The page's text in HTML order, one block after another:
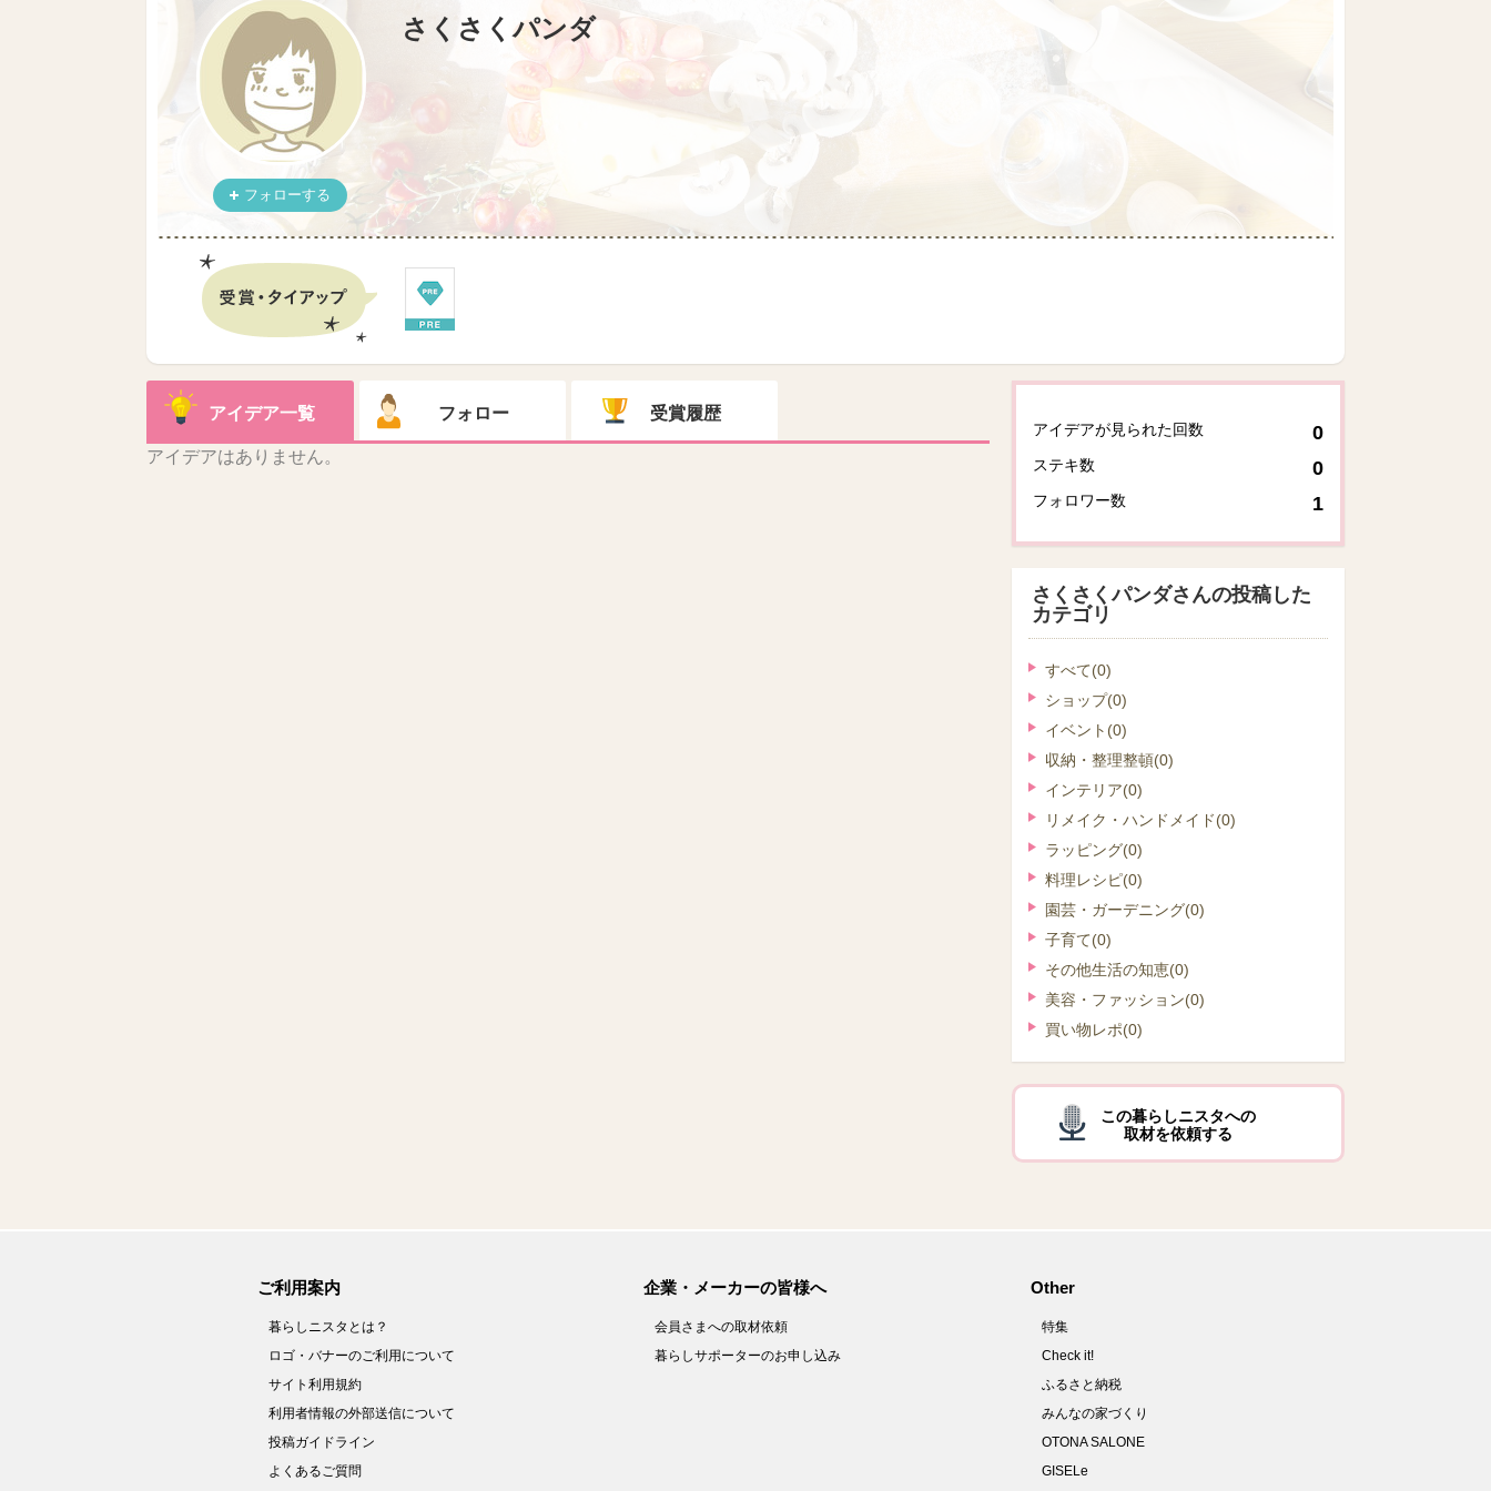
さくさくパンダ
フォローする
アイデア一覧 フォロー 受賞履歴
アイデアはありません。
アイデアが見られた回数 0
ステキ数 0
フォロワー数 1
さくさくパンダさんの投稿した
カテゴリ
すべて(0)
ショップ(0)
イベント (0)
収納・整理整頓(0)
インテリア(0)
リメイク・ハンドメイド(0)
ラッピング(0)
料理レシピ(0)
園芸・ガーデニング(0)
子育て(0)
その他生活の知恵(0)
美容・ファッション(0)
買い物レポ(0)
この暮らしニスタへの
取材を依頼する
ご利用案内
暮らしニスタとは？
ロゴ・バナーのご利用について
サイト利用規約
利用者情報の外部送信について
投稿ガイドライン
よくあるご質問
企業・メーカーの皆様へ
会員さまへの取材依頼
暮らしサポーターのお申し込み
Other
特集
Check it!
ふるさと納税
みんなの家づくり
OTONA SALONE
GISELe